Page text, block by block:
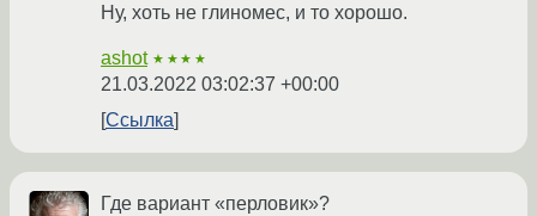
Ну, хоть не глиномес, и то хорошо.
ashot ★★★★
21.03.2022 03:02:37 +00:00
Ссылка
Где вариант «перловик»?